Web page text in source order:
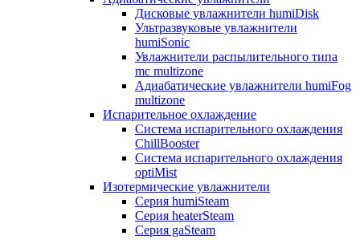
Дисковые увлажнители humiDisk
Ультразвуковые увлажнители
humiSonic
Увлажнители распылительного типа
mc multizone
Адиабатические увлажнители humiFog
multizone
Испарительное охлаждение
Система испарительного охлаждения
ChillBooster
Система испарительного охлаждения
optiMist
Изотермические увлажнители
Серия humiSteam
Серия heaterSteam
Серия gaSteam